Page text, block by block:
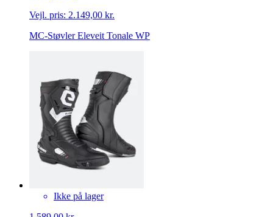
Vejl. pris: 2.149,00 kr.
MC-Støvler Eleveit Tonale WP
Ikke på lager